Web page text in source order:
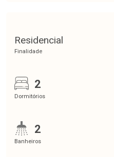
Residencial
Finalidade
2
Dormitórios
2
Banheiros